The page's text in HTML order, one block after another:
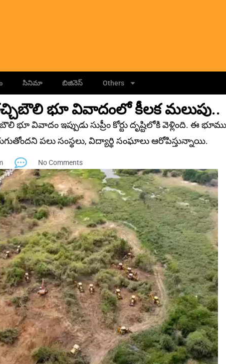
సినిమా బిజినెస్ Others
గచ్చిబౌలి భూ వివాదంలో కీల‌క మ‌లుపు..
భూ వివాదం ఇప్పుడు సుప్రీం కోర్టు దృష్టిలోకి వెళ్లింది. ఈ
పలు సంస్థలు, విద్యార్థి సంఘాలు ఆరోపిస్తున్నాయి.
No Comments